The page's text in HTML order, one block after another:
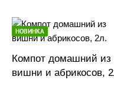
НОВИНКА
Компот домашний из
вишни и абрикосов,